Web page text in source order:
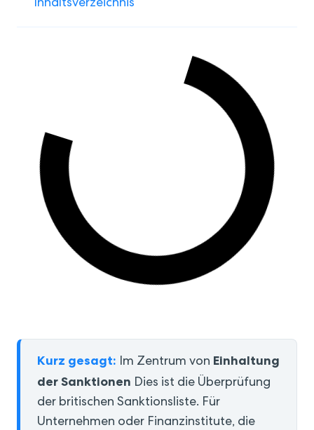
Kurz gesagt: Im Zentrum von Einhaltung
der Sanktionen Dies ist die Überprüfung
der britischen Sanktionsliste. Für
Unternehmen oder Finanzinstitute, die
Inhaltsverzeichnis